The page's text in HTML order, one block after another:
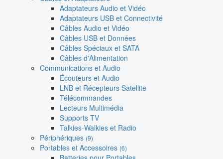
Adaptateurs Audio et Vidéo
Adaptateurs USB et Connectivité
Câbles Audio et Vidéo
Câbles USB et Données
Câbles Spéciaux et SATA
Câbles d'Alimentation
Communications et Audio
Écouteurs et Audio
LNB et Récepteurs Satellite
Télécommandes
Lecteurs Multimédia
Supports TV
Talkies-Walkies et Radio
Périphériques (9)
Portables et Accessoires (6)